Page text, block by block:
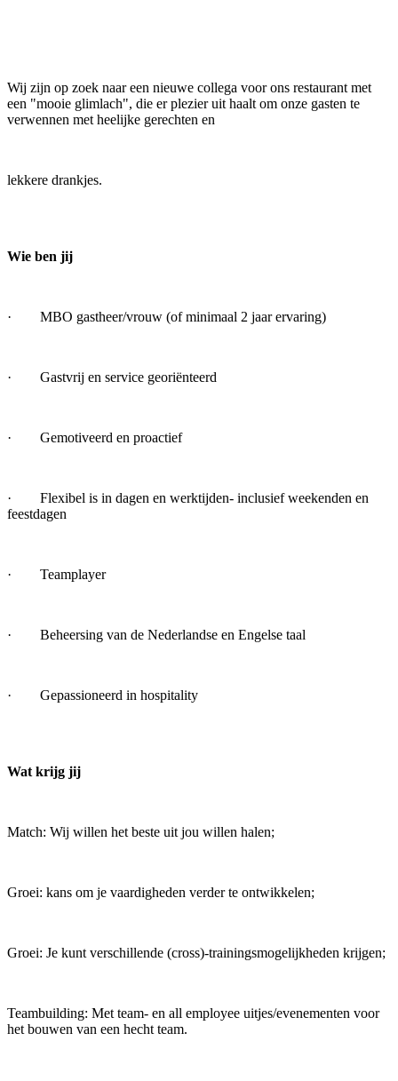
Wij zijn op zoek naar een nieuwe collega voor ons restaurant met
een "mooie glimlach", die er plezier uit haalt om onze gasten te
verwennen met heelijke gerechten en
lekkere drankjes.
Wie ben jij
· MBO gastheer/vrouw (of minimaal 2 jaar ervaring)
· Gastvrij en service georiënteerd
· Gemotiveerd en proactief
· Flexibel is in dagen en werktijden- inclusief weekenden en
feestdagen
· Teamplayer
· Beheersing van de Nederlandse en Engelse taal
· Gepassioneerd in hospitality
Wat krijg jij
Match: Wij willen het beste uit jou willen halen;
Groei: kans om je vaardigheden verder te ontwikkelen;
Groei: Je kunt verschillende (cross)-trainingsmogelijkheden krijgen;
Teambuilding: Met team- en all employee uitjes/evenementen voor
het bouwen van een hecht team.